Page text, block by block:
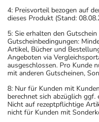
4: Preisvorteil bezogen auf
dieses Produkt (Stand:
5: Sie erhalten den
Gutscheinbedingungen:
Artikel, Bücher und
Angeboten via
ausgeschlossen. Pro Kunde
mit anderen Gutscheinen,
8: Nur für Kunden mit
berechnet sich abzüglich
Nicht auf rezeptpflichtige
nicht für Kunden mit